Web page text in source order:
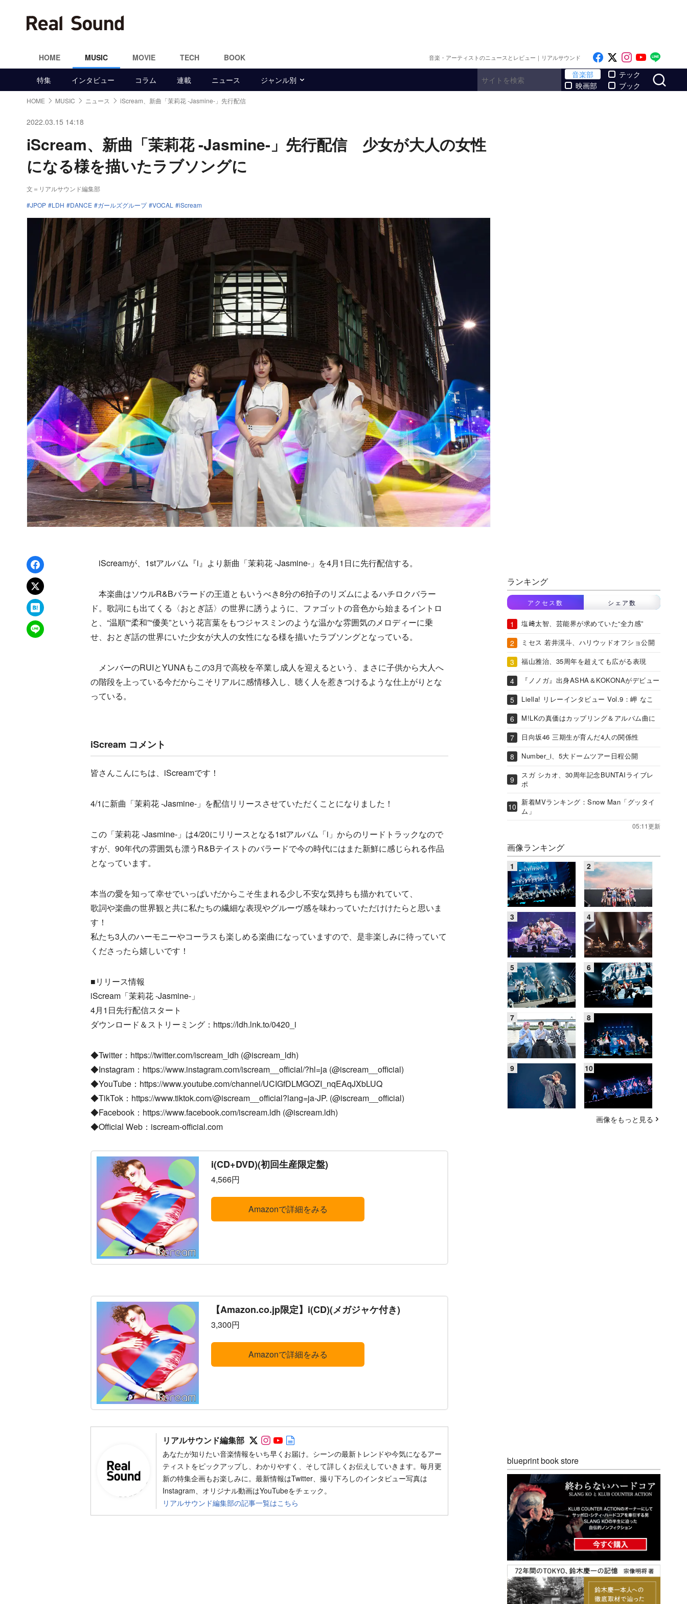
HOME MUSIC MOVIE TECH BOOK 音楽・アーティストのニュースとレビュー｜リアルサウンド Like on Facebook
Follow on x
Follow on
Follow
特集 インタビュー コラム 連載 ニュース ジャンル別
音楽部
映画部
テック
ブック
HOME MUSIC ニュース iScream、新曲「茉莉花 -Jasmine-」先行配信
2022.03.15 14:18
iScream、新曲「茉莉花 -Jasmine-」先行配信 少女が大人の女性
になる様を描いたラブソングに
文＝リアルサウンド編集部
JPOP
LDH DANCE ガールズグループ VOCAL iScream
Facebookでシェア
xでポスト
はてなブックマーク
LINEで送る
iScreamが、1stアルバム『i』より新曲「茉莉花 -Jasmine-」を4月1日に先行配信する。
本楽曲はソウルR&Bバラードの王道ともいうべき8分の6拍子のリズムによるハチロクバラー
ド。歌詞にも出てくる〈おとぎ話〉の世界に誘うように、ファゴットの音色から始まるイントロ
と、“温順”“柔和”“優美”という花言葉をもつジャスミンのような温かな雰囲気のメロディーに乗
せ、おとぎ話の世界にいた少女が大人の女性になる様を描いたラブソングとなっている。
メンバーのRUIとYUNAもこの3月で高校を卒業し成人を迎えるという、まさに子供から大人へ
の階段を上っている今だからこそリアルに感情移入し、聴く人を惹きつけるような仕上がりとな
っている。
iScream コメント
皆さんこんにちは、iScreamです！
4/1に新曲「茉莉花 -Jasmine-」を配信リリースさせていただくことになりました！
この「茉莉花 -Jasmine-」は4/20にリリースとなる1stアルバム「i」からのリードトラックなので
すが、90年代の雰囲気も漂うR&Bテイストのバラードで今の時代にはまた新鮮に感じられる作品
となっています。
本当の愛を知って幸せでいっぱいだからこそ生まれる少し不安な気持ちも描かれていて、
歌詞や楽曲の世界観と共に私たちの繊細な表現やグルーヴ感を味わっていただけけたらと思いま
す！
私たち3人のハーモニーやコーラスも楽しめる楽曲になっていますので、是非楽しみに待っていて
くださったら嬉しいです！
■リリース情報
iScream「茉莉花 -Jasmine-」
4月1日先行配信スタート
ダウンロード＆ストリーミング：https://ldh.lnk.to/0420_i
◆Twitter：https://twitter.com/iscream_ldh (@iscream_ldh)
◆Instagram：https://www.instagram.com/iscream__official/?hl=ja (@iscream__official)
◆YouTube：https://www.youtube.com/channel/UCIGfDLMGOZI_nqEAqJXbLUQ
◆TikTok：https://www.tiktok.com/@iscream__official?lang=ja-JP. (@iscream__official)
◆Facebook：https://www.facebook.com/iscream.ldh (@iscream.ldh)
◆Official Web：iscream-official.com
i(CD+DVD)(初回生産限定盤)
4,566円
Amazonで詳細をみる
【Amazon.co.jp限定】i(CD)(メガジャケ付き)
3,300円
Amazonで詳細をみる
リアルサウンド編集部 Follow on SNS
Follow on SNS
Follow on SNS
あなたが知りたい音楽情報をいち早くお届け。シーンの最新トレンドや今気になるアー
ティストをピックアップし、わかりやすく、そして詳しくお伝えしていきます。毎月更
新の特集企画もお楽しみに。最新情報はTwitter、撮り下ろしのインタビュー写真は
Instagram、オリジナル動画はYouTubeをチェック。
リアルサウンド編集部の記事一覧はこちら
ランキング
アクセス数 シェア数
塩﨑太智、芸能界が求めていた“全力感”
ミセス 若井滉斗、ハリウッドオフショ公開
福山雅治、35周年を超えても広がる表現
『ノノガ』出身ASHA＆KOKONAがデビュー
Liella! リレーインタビュー Vol.9：岬 なこ
M!LKの真価はカップリング＆アルバム曲に
日向坂46 三期生が育んだ4人の関係性
Number_i、5大ドームツアー日程公開
スガ シカオ、30周年記念BUNTAIライブレ
ポ
新着MVランキング：Snow Man「グッタイ
ム」
05:11更新
画像ランキング
画像をもっと見る
blueprint book store